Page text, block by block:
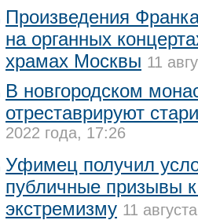
Произведения
на органных
храмах Москвы 11
В новгородском
отреставрируют
2022 года, 17:26
Уфимец получил
публичные призывы
экстремизму 11